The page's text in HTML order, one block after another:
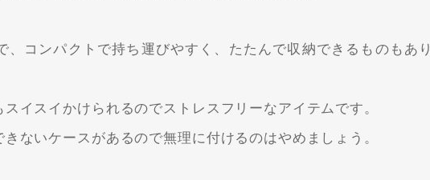
、コンパクトで持ち運びやすく、たたんで収納できるものもあり
イスイかけられるのでストレスフリーなアイテムです。
ないケースがあるので無理に付けるのはやめましょう。